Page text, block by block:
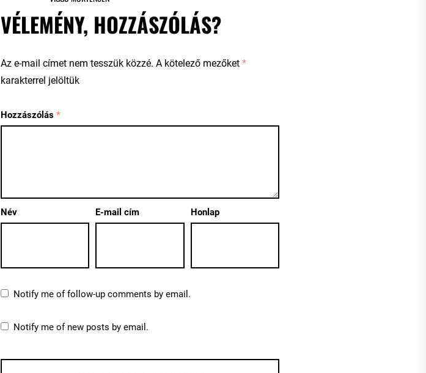
VÉLEMÉNY, HOZZÁSZÓLÁS?
Az e-mail címet nem tesszük közzé. A kötelező mezőket *
karakterrel jelöltük
Hozzászólás *
Név E-mail cím Honlap
Notify me of follow-up comments by email.
Notify me of new posts by email.